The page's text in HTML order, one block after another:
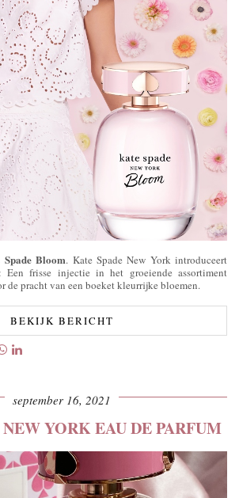
Spade Bloom. Kate Spade New York introduceert
Een frisse injectie in het groeiende assortiment
de pracht van een boeket kleurrijke bloemen.
BEKIJK BERICHT
september 16, 2021
YORK EAU DE PARFUM